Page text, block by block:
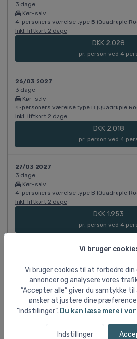
Vi bruger
Vi bruger cookies til at forbedre din
annoncer og analysere vores
”Accepter alle” giver du samtykke til
ønsker at justere dine
”Indstillinger”. Du kan læse mere i
Indstillinger
3 dage
Kør-selv
4-personers værelse type B (Quadruple
Inkl. liftkort 2 dage
DKK 2.028
pr. person ved 4
26/03 2027
3 dage
Kør-selv
4-personers værelse type B (Quadruple
Inkl. liftkort 2 dage
DKK 2.018
pr. person ved 4
27/03 2027
3 dage
Kør-selv
4-personers værelse type B (Quadruple
Inkl. liftkort 2 dage
DKK 1.953
pr. person ved 4
Kør-selv
4-personers værelse type B (Quadruple
Inkl. liftkort 2 dage
DKK 1.883
pr. person ved 4